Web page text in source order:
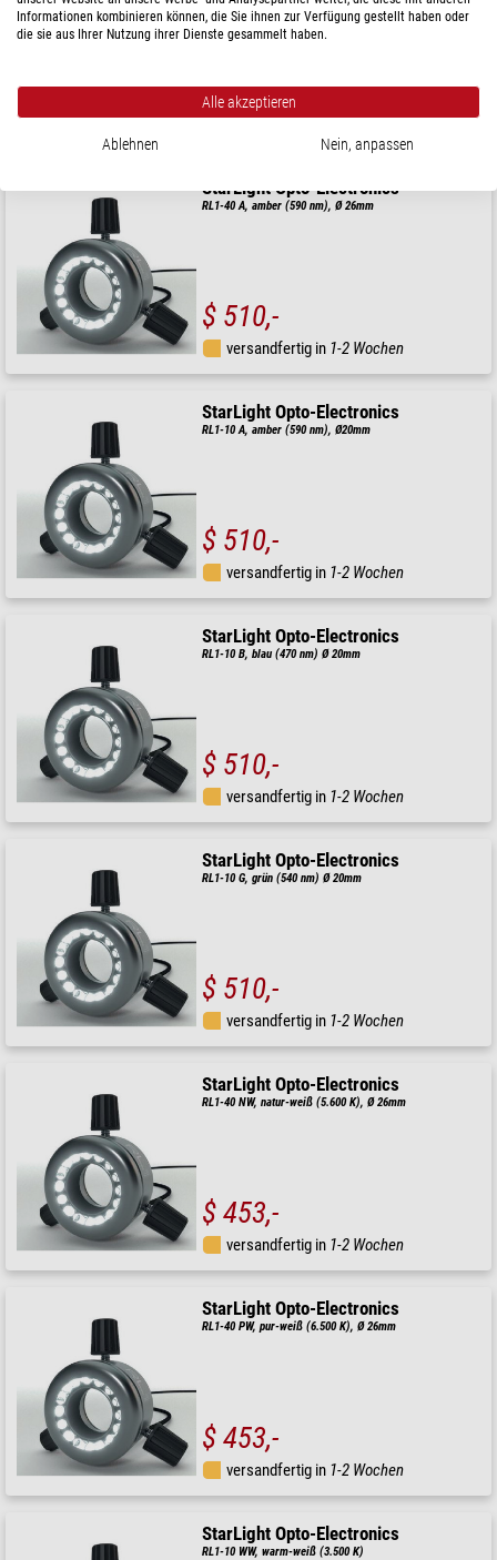
$ 510,-
versandfertig in1-2 Wochen
StarLight Opto-Electronics
RL1-40 A, amber (590 nm), Ø 26mm
$ 510,-
versandfertig in 1-2 Wochen
StarLight Opto-Electronics
RL1-10 A, amber (590 nm), Ø20mm
$ 510,-
versandfertig in 1-2 Wochen
StarLight Opto-Electronics
RL1-10 B, blau (470 nm) Ø 20mm
$ 510,-
versandfertig in 1-2 Wochen
StarLight Opto-Electronics
RL1-10 G, grün (540 nm) Ø 20mm
$ 510,-
versandfertig in 1-2 Wochen
StarLight Opto-Electronics
RL1-40 NW, natur-weiß (5.600 K), Ø 26mm
$ 453,-
versandfertig in 1-2 Wochen
StarLight Opto-Electronics
RL1-40 PW, pur-weiß (6.500 K), Ø 26mm
$ 453,-
versandfertig in 1-2 Wochen
StarLight Opto-Electronics
RL1-10 WW, warm-weiß (3.500 K)
Informationen kombinieren können, die Sie ihnen zur Verfügung gestellt haben oder
die sie aus Ihrer Nutzung ihrer Dienste gesammelt haben.
Alle akzeptieren
Ablehnen Nein, anpassen